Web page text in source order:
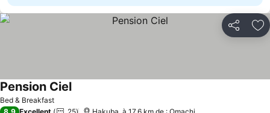
Partager
Bed & Breakfast
Pension Ciel